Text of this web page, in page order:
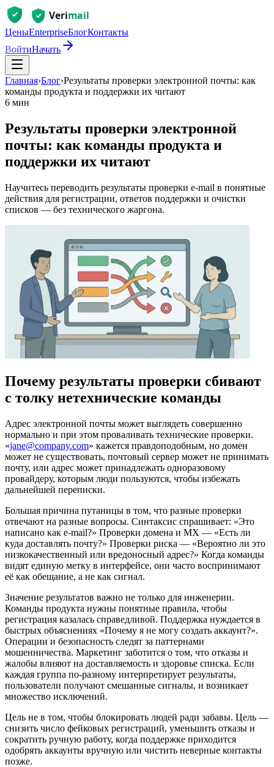
ЦеныEnterpriseБлогКонтакты
ВойтиНачать
Главная›Блог›Результаты проверки электронной почты: как
команды продукта и поддержки их читают
6 мин
Результаты проверки электронной
почты: как команды продукта и
поддержки их читают
Научитесь переводить результаты проверки e‑mail в понятные
действия для регистрации, ответов поддержки и очистки
списков — без технического жаргона.
Почему результаты проверки сбивают
с толку нетехнические команды
Адрес электронной почты может выглядеть совершенно
нормально и при этом проваливать технические проверки.
«jane@company.com» кажется правдоподобным, но домен
может не существовать, почтовый сервер может не принимать
почту, или адрес может принадлежать одноразовому
провайдеру, которым люди пользуются, чтобы избежать
дальнейшей переписки.
Большая причина путаницы в том, что разные проверки
отвечают на разные вопросы. Синтаксис спрашивает: «Это
написано как e‑mail?» Проверки домена и MX — «Есть ли
куда доставлять почту?» Проверки риска — «Вероятно ли это
низкокачественный или вредоносный адрес?» Когда команды
видят единую метку в интерфейсе, они часто воспринимают
её как обещание, а не как сигнал.
Значение результатов важно не только для инженерии.
Команды продукта нужны понятные правила, чтобы
регистрация казалась справедливой. Поддержка нуждается в
быстрых объяснениях «Почему я не могу создать аккаунт?».
Операции и безопасность следят за паттернами
мошенничества. Маркетинг заботится о том, что отказы и
жалобы влияют на доставляемость и здоровье списка. Если
каждая группа по‑разному интерпретирует результаты,
пользователи получают смешанные сигналы, и возникает
множество исключений.
Цель не в том, чтобы блокировать людей ради забавы. Цель —
снизить число фейковых регистраций, уменьшить отказы и
сократить ручную работу, когда поддержке приходится
одобрять аккаунты вручную или чистить неверные контакты
позже.